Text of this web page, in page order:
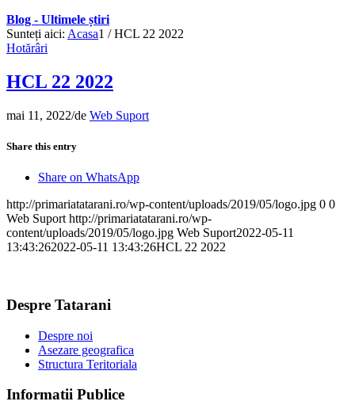
Blog - Ultimele știri
Sunteți aici: Acasa1 / HCL 22 2022
Hotărâri
HCL 22 2022
mai 11, 2022/de Web Suport
Share this entry
Share on WhatsApp
http://primariatatarani.ro/wp-content/uploads/2019/05/logo.jpg 0 0
Web Suport http://primariatatarani.ro/wp-
content/uploads/2019/05/logo.jpg Web Suport2022-05-11
13:43:262022-05-11 13:43:26HCL 22 2022
Despre Tatarani
Despre noi
Asezare geografica
Structura Teritoriala
Informatii Publice